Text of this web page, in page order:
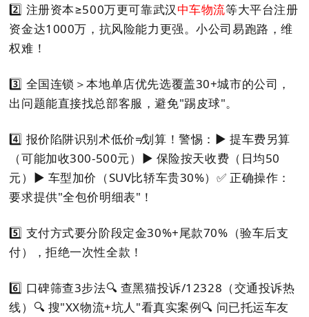
2️⃣ 注册资本≥500万更可靠武汉中车物流等大平台注册
资金达1000万，抗风险能力更强。小公司易跑路，维
权难！
3️⃣ 全国连锁＞本地单店优先选覆盖30+城市的公司，
出问题能直接找总部客服，避免"踢皮球"。
4️⃣ 报价陷阱识别术低价≠划算！警惕： ▶️ 提车费另算
（可能加收300-500元） ▶️ 保险按天收费（日均50
元） ▶️ 车型加价（SUV比轿车贵30%） ✅ 正确操作：
要求提供"全包价明细表"！
5️⃣ 支付方式要分阶段定金30%+尾款70%（验车后支
付），拒绝一次性全款！
6️⃣ 口碑筛查3步法🔍 查黑猫投诉/12328（交通投诉热
线） 🔍 搜"XX物流+坑人"看真实案例🔍 问已托运车友